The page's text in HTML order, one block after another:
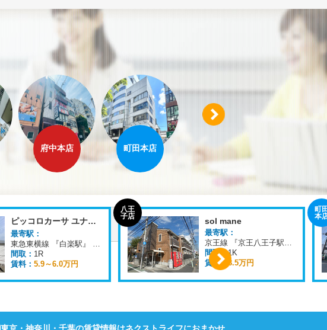
府中本店 町田本店 溝の口店
京王線 『京王八王子駅』 徒歩
6分
フラット町田
町田
本店
最寄駅：
小田急小田原線 『町田駅』 徒歩
10分
間取：1K～2LDK
賃料：5.0万円